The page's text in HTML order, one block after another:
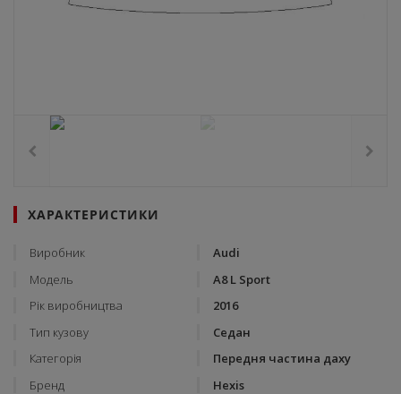
ХАРАКТЕРИСТИКИ
Виробник
Audi
Модель
A8 L Sport
Рік виробництва
2016
Тип кузову
Седан
Категорія
Передня частина даху
Бренд
Hexis